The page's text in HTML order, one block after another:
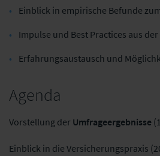
Einblick in empirische Befunde
Impulse und Best Practices aus
Erfahrungsaustausch und
Agenda
Vorstellung der Umfrageergebnisse
Einblick in die Versicherungspraxis